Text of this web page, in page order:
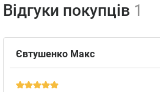
Відгуки покупців 1
Євтушенко Макс